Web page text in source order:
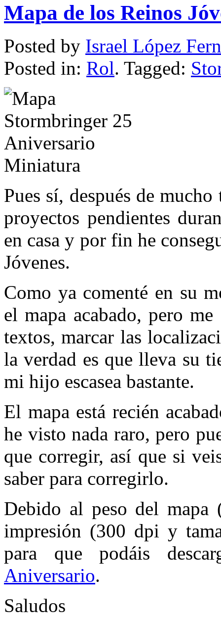
Mapa de los Reinos
Posted by Israel López
Posted in: Rol. Tagged:
Pues sí, después de
proyectos pendientes
en casa y por fin he
Jóvenes.
Como ya comenté en su
el mapa acabado, pero
textos, marcar las
la verdad es que lleva su
mi hijo escasea bastante.
El mapa está recién
he visto nada raro, pero
que corregir, así que si
saber para corregirlo.
Debido al peso del
impresión (300 dpi y
para que podáis
Aniversario.
Saludos